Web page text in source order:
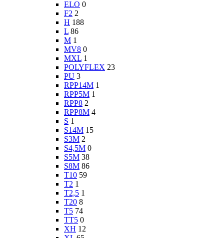
ELO 0
F2 2
H 188
L 86
M 1
MV8 0
MXL 1
POLYFLEX 23
PU 3
RPP14M 1
RPP5M 1
RPP8 2
RPP8M 4
S 1
S14M 15
S3M 2
S4,5M 0
S5M 38
S8M 86
T10 59
T2 1
T2,5 1
T20 8
T5 74
TT5 0
XH 12